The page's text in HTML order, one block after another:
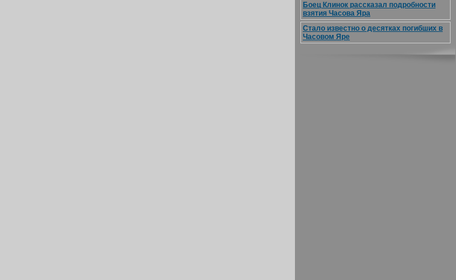
Боец Клинок рассказал подробности
взятия Часова Яра
Стало известно о десятках погибших в
Часовом Яре